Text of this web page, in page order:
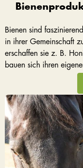
Bienen sind
in ihrer Gemeinschaft
erschaffen sie z. B.
bauen sich ihren